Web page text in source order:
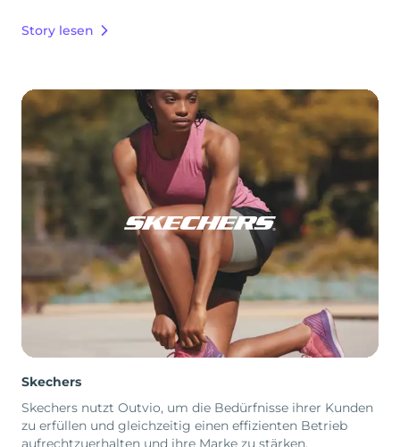
Story lesen
Skechers
Skechers nutzt Outvio, um die Bedürfnisse ihrer Kunden
zu erfüllen und gleichzeitig einen effizienten Betrieb
aufrechtzuerhalten und ihre Marke zu stärken.